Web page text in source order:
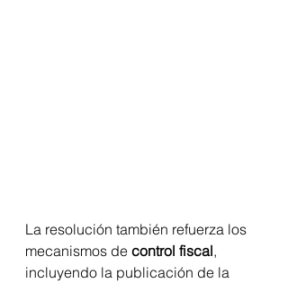
La resolución también refuerza los
mecanismos de control fiscal,
incluyendo la publicación de la